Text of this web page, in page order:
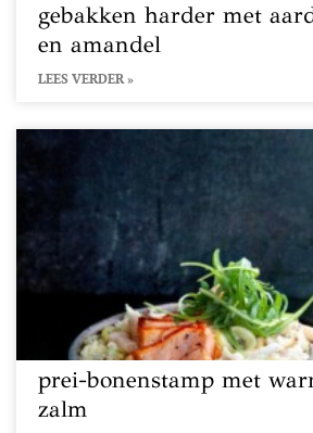
gebakken harder met
en amandel
LEES VERDER »
prei-bonenstamp met
zalm